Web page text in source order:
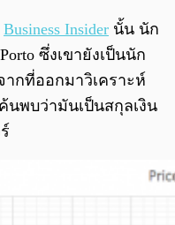
Business Insider นั้น นัก
ซึ่งเขายังเป็นนัก
กที่ออกมาวิเคราะห์
นพบว่ามันเป็นสกุลเงิน